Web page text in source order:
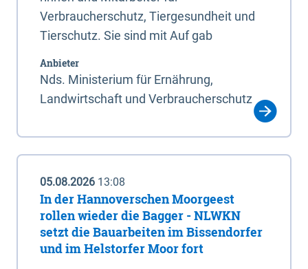
Verbraucherschutz, Tiergesundheit und
Tierschutz. Sie sind mit Auf gab
Anbieter
Nds. Ministerium für Ernährung,
Landwirtschaft und Verbraucherschutz
05.08.2026 13:08
In der Hannoverschen Moorgeest
rollen wieder die Bagger - NLWKN
setzt die Bauarbeiten im Bissendorfer
und im Helstorfer Moor fort